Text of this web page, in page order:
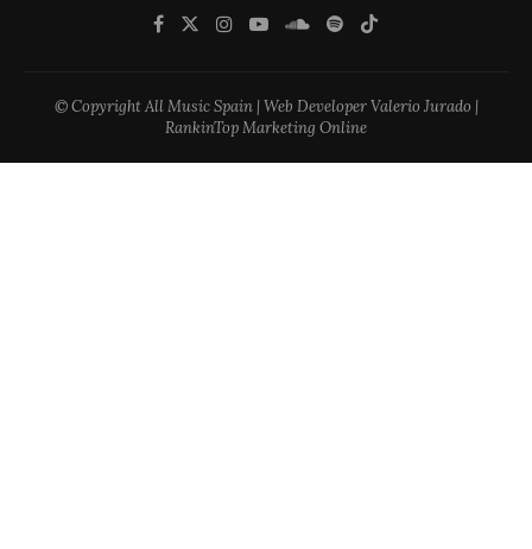
© Copyright All Music Spain | Web Developer Valerio Jurado |
RankinTop Marketing Online